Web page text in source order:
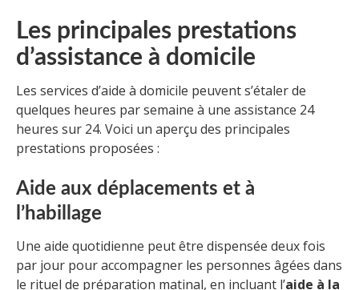
Les principales prestations
d’assistance à domicile
Les services d’aide à domicile peuvent s’étaler de
quelques heures par semaine à une assistance 24
heures sur 24. Voici un aperçu des principales
prestations proposées :
Aide aux déplacements et à
l’habillage
Une aide quotidienne peut être dispensée deux fois
par jour pour accompagner les personnes âgées dans
le rituel de préparation matinal, en incluant l’aide à la